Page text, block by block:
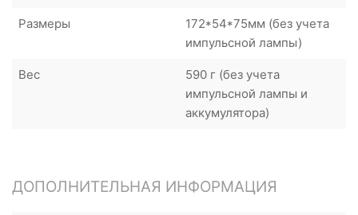
Размеры
172*54*75мм (без учета
импульсной лампы)
Вес
590 г (без учета
импульсной лампы и
аккумулятора)
ДОПОЛНИТЕЛЬНАЯ ИНФОРМАЦИЯ